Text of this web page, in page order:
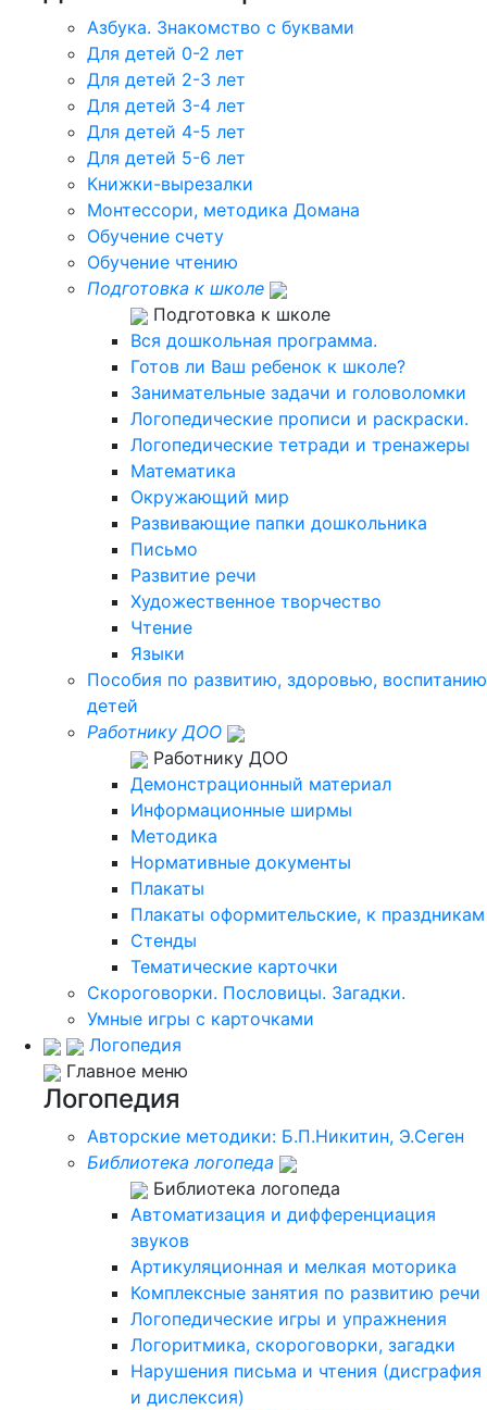
Азбука. Знакомство с буквами
Для детей 0-2 лет
Для детей 2-3 лет
Для детей 3-4 лет
Для детей 4-5 лет
Для детей 5-6 лет
Книжки-вырезалки
Монтессори, методика Домана
Обучение счету
Обучение чтению
Подготовка к школе
Подготовка к школе
Вся дошкольная программа.
Готов ли Ваш ребенок к школе?
Занимательные задачи и головоломки
Логопедические прописи и раскраски.
Логопедические тетради и тренажеры
Математика
Окружающий мир
Развивающие папки дошкольника
Письмо
Развитие речи
Художественное творчество
Чтение
Языки
Пособия по развитию, здоровью, воспитанию
детей
Работнику ДОО
Работнику ДОО
Демонстрационный материал
Информационные ширмы
Методика
Нормативные документы
Плакаты
Плакаты оформительские, к праздникам
Стенды
Тематические карточки
Скороговорки. Пословицы. Загадки.
Умные игры с карточками
Логопедия
Главное меню
Логопедия
Авторские методики: Б.П.Никитин, Э.Сеген
Библиотека логопеда
Библиотека логопеда
Автоматизация и дифференциация
звуков
Артикуляционная и мелкая моторика
Комплексные занятия по развитию речи
Логопедические игры и упражнения
Логоритмика, скороговорки, загадки
Нарушения письма и чтения (дисграфия
и дислексия)